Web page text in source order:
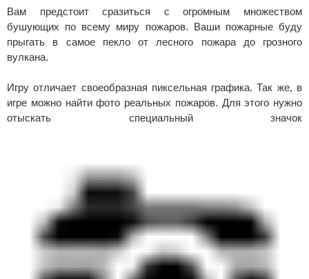
Вам предстоит сразиться с огромным множеством
бушующих по всему миру пожаров. Ваши пожарные буду
прыгать в самое пекло от лесного пожара до грозного
вулкана.
Игру отличает своеобразная пиксельная графика. Так же, в
игре можно найти фото реальных пожаров. Для этого нужно
отыскать специальный значок